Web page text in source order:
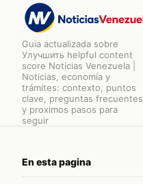
Guia actualizada sobre
Улучшить helpful content
score Noticias Venezuela |
Noticias, economía y
trámites: contexto, puntos
clave, preguntas frecuentes
y proximos pasos para
seguir
En esta pagina